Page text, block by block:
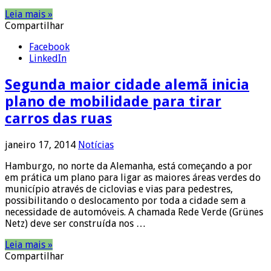
Leia mais »
Compartilhar
Facebook
LinkedIn
Segunda maior cidade alemã inicia
plano de mobilidade para tirar
carros das ruas
janeiro 17, 2014 Notícias
Hamburgo, no norte da Alemanha, está começando a por
em prática um plano para ligar as maiores áreas verdes do
município através de ciclovias e vias para pedestres,
possibilitando o deslocamento por toda a cidade sem a
necessidade de automóveis. A chamada Rede Verde (Grünes
Netz) deve ser construída nos …
Leia mais »
Compartilhar